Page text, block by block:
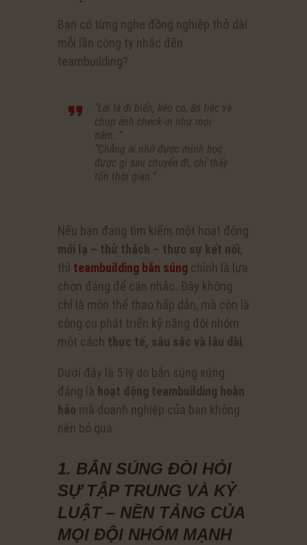
Bạn có từng nghe đồng nghiệp thở dài
mỗi lần công ty nhắc đến
teambuilding?
“Lại là đi biển, kéo co, ăn tiệc và
chụp ảnh check-in như mọi
năm…”
“Chẳng ai nhớ được mình học
được gì sau chuyến đi, chỉ thấy
tốn thời gian.”
Nếu bạn đang tìm kiếm một hoạt động
mới lạ – thử thách – thực sự kết nối,
thì teambuilding bắn súng chính là lựa
chọn đáng để cân nhắc. Đây không
chỉ là môn thể thao hấp dẫn, mà còn là
công cụ phát triển kỹ năng đội nhóm
một cách thực tế, sâu sắc và lâu dài
Dưới đây là 5 lý do bắn súng xứng
đáng là hoạt động teambuilding hoàn
hảo mà doanh nghiệp của bạn không
nên bỏ qua.
1. BẮN SÚNG ĐÒI HỎI
SỰ TẬP TRUNG VÀ KỶ
LUẬT – NỀN TẢNG CỦA
MỌI ĐỘI NHÓM MẠNH